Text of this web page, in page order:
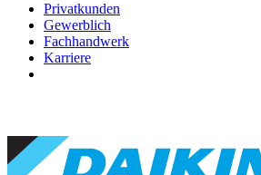
Privatkunden
Gewerblich
Fachhandwerk
Karriere